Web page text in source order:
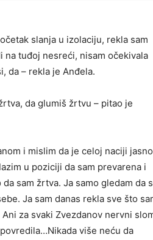
slanja u izolaciju, rekla sam
na tuđoj nesreći, nisam očekivala
da – rekla je Anđela.
da glumiš žrtvu – pitao je
i mislim da je celoj naciji jasno
u poziciji da sam prevarena i
sam žrtva. Ja samo gledam da
Ja sam danas rekla sve što
za svaki Zvezdanov nervni
više neću da